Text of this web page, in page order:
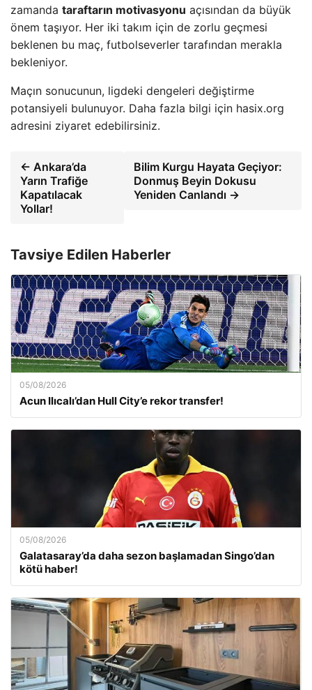
zamanda taraftarın motivasyonu açısından da büyük
önem taşıyor. Her iki takım için de zorlu geçmesi
beklenen bu maç, futbolseverler tarafından merakla
bekleniyor.
Maçın sonucunun, ligdeki dengeleri değiştirme
potansiyeli bulunuyor. Daha fazla bilgi için hasix.org
adresini ziyaret edebilirsiniz.
← Ankara’da
Yarın Trafiğe
Kapatılacak
Yollar!
Bilim Kurgu Hayata Geçiyor:
Donmuş Beyin Dokusu
Yeniden Canlandı →
Tavsiye Edilen Haberler
05/08/2026
Acun Ilıcalı’dan Hull City’e rekor transfer!
05/08/2026
Galatasaray’da daha sezon başlamadan Singo’dan
kötü haber!